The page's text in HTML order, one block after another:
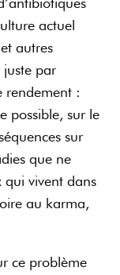
actuel
autres
juste par
rendement :
possible, sur le
sur
que ne
qui vivent dans
au karma,
ce problème